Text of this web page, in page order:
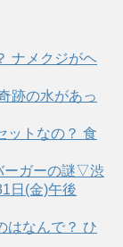
ナメクジがヘ
跡の水があっ
ットなの？ 食
ーガーの謎▽渋
日(金)午後
はなんで？ ひ